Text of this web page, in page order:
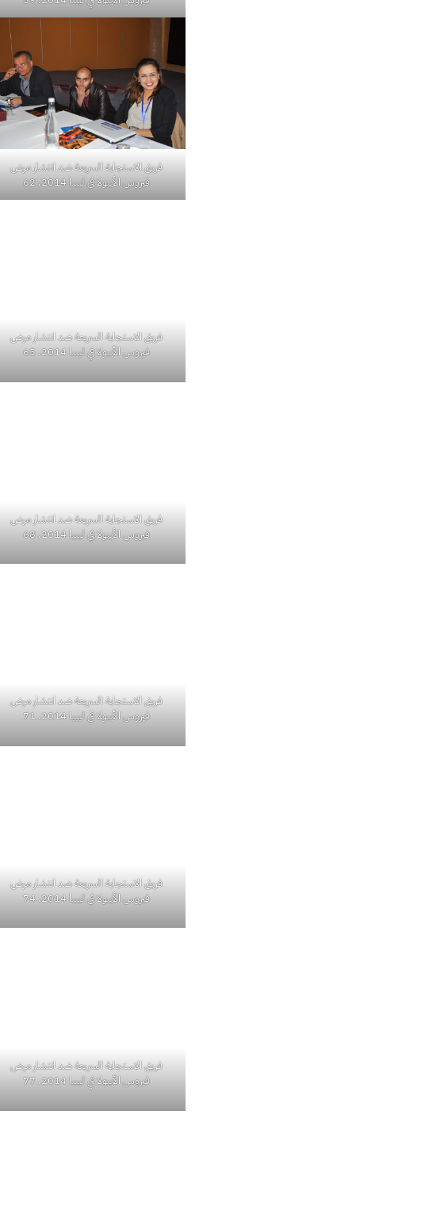
فريق الاستجابة السريعة ضد انتشار مرض
فيروس الأيبولا في ليبيا 2014. 62
فريق الاستجابة السريعة ضد انتشار مرض
فيروس الأيبولا في ليبيا 2014. 65
فريق الاستجابة السريعة ضد انتشار مرض
فيروس الأيبولا في ليبيا 2014. 68
فريق الاستجابة السريعة ضد انتشار مرض
فيروس الأيبولا في ليبيا 2014. 71
فريق الاستجابة السريعة ضد انتشار مرض
فيروس الأيبولا في ليبيا 2014. 74
فريق الاستجابة السريعة ضد انتشار مرض
فيروس الأيبولا في ليبيا 2014. 77